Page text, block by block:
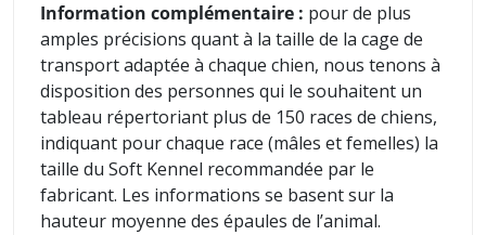
Information complémentaire : pour de plus
amples précisions quant à la taille de la cage de
transport adaptée à chaque chien, nous tenons à
disposition des personnes qui le souhaitent un
tableau répertoriant plus de 150 races de chiens,
indiquant pour chaque race (mâles et femelles) la
taille du Soft Kennel recommandée par le
fabricant. Les informations se basent sur la
hauteur moyenne des épaules de l’animal.